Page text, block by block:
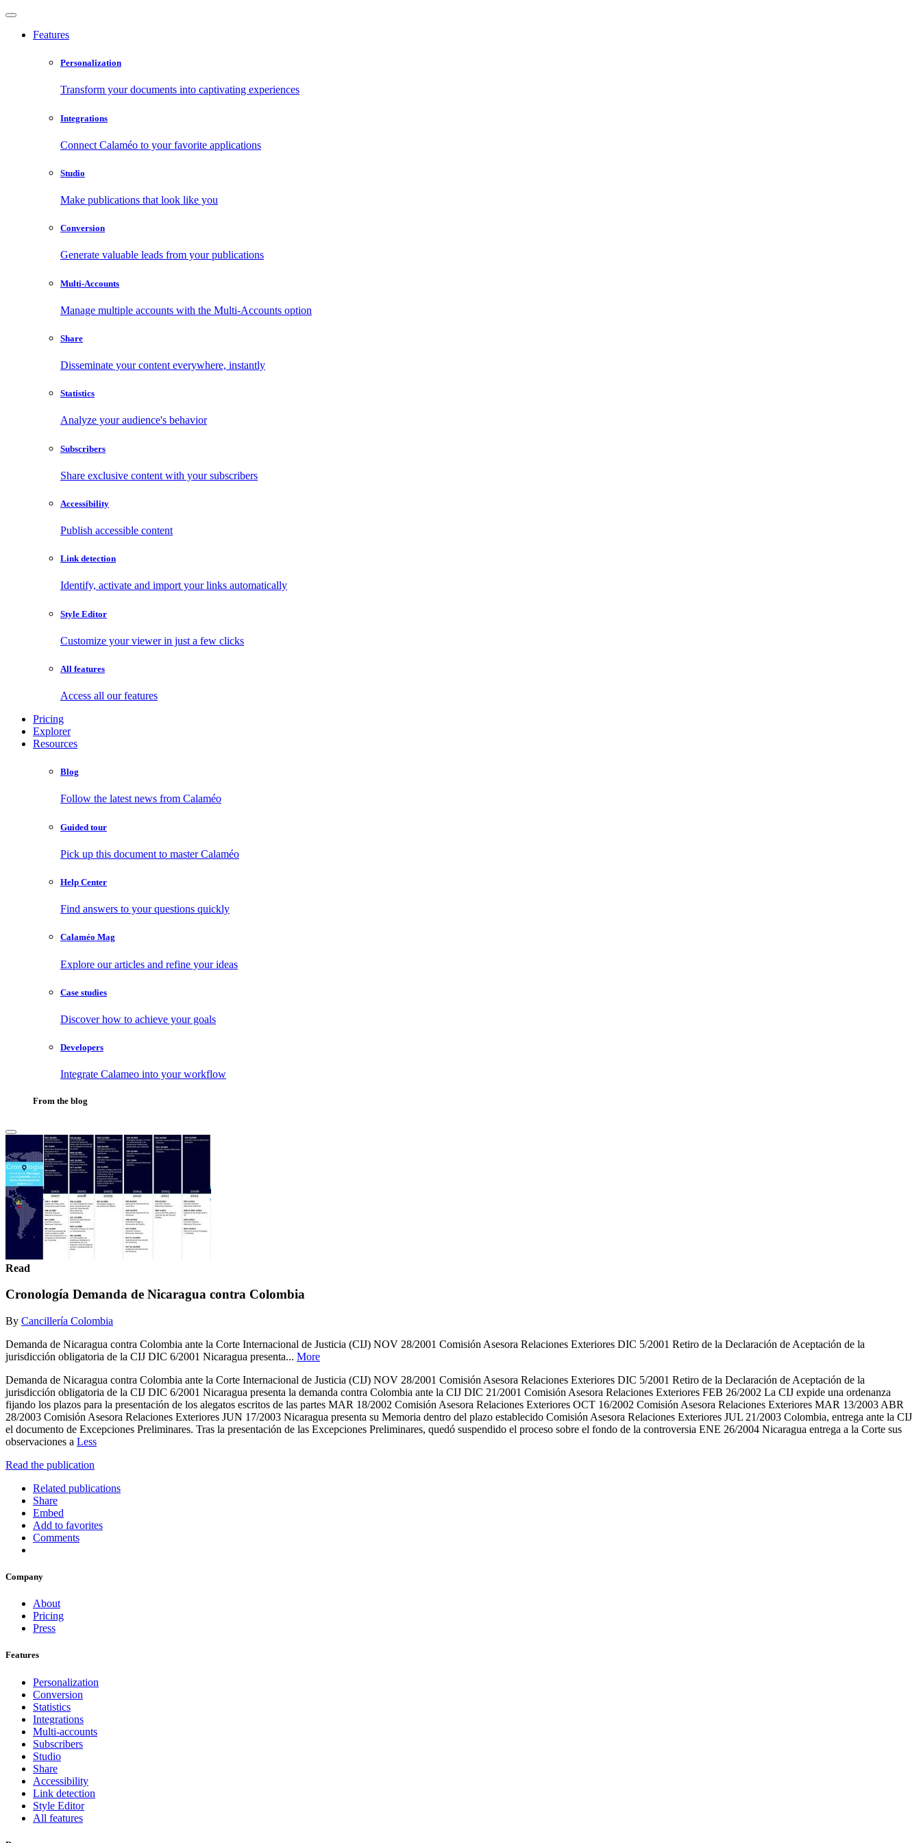
Features
Personalization
Transform your documents into captivating experiences
Integrations
Connect Calaméo to your favorite applications
Studio
Make publications that look like you
Conversion
Generate valuable leads from your publications
Multi-Accounts
Manage multiple accounts with the Multi-Accounts option
Share
Disseminate your content everywhere, instantly
Statistics
Analyze your audience's behavior
Subscribers
Share exclusive content with your subscribers
Accessibility
Publish accessible content
Link detection
Identify, activate and import your links automatically
Style Editor
Customize your viewer in just a few clicks
All features
Access all our features
Pricing
Explorer
Resources
Blog
Follow the latest news from Calaméo
Guided tour
Pick up this document to master Calaméo
Help Center
Find answers to your questions quickly
Calaméo Mag
Explore our articles and refine your ideas
Case studies
Discover how to achieve your goals
Developers
Integrate Calameo into your workflow
From the blog
Read
Cronología Demanda de Nicaragua contra Colombia
By Cancillería Colombia
Demanda de Nicaragua contra Colombia ante la Corte Internacional de Justicia (CIJ) NOV 28/2001 Comisión Asesora Relaciones Exteriores DIC 5/2001 Retiro de la Declaración de Aceptación de la
jurisdicción obligatoria de la CIJ DIC 6/2001 Nicaragua presenta... More
Demanda de Nicaragua contra Colombia ante la Corte Internacional de Justicia (CIJ) NOV 28/2001 Comisión Asesora Relaciones Exteriores DIC 5/2001 Retiro de la Declaración de Aceptación de la
jurisdicción obligatoria de la CIJ DIC 6/2001 Nicaragua presenta la demanda contra Colombia ante la CIJ DIC 21/2001 Comisión Asesora Relaciones Exteriores FEB 26/2002 La CIJ expide una ordenanza
fijando los plazos para la presentación de los alegatos escritos de las partes MAR 18/2002 Comisión Asesora Relaciones Exteriores OCT 16/2002 Comisión Asesora Relaciones Exteriores MAR 13/2003 ABR
28/2003 Comisión Asesora Relaciones Exteriores JUN 17/2003 Nicaragua presenta su Memoria dentro del plazo establecido Comisión Asesora Relaciones Exteriores JUL 21/2003 Colombia, entrega ante la CIJ
el documento de Excepciones Preliminares. Tras la presentación de las Excepciones Preliminares, quedó suspendido el proceso sobre el fondo de la controversia ENE 26/2004 Nicaragua entrega a la Corte sus
observaciones a Less
Read the publication
Related publications
Share
Embed
Add to favorites
Comments
Company
About
Pricing
Press
Features
Personalization
Conversion
Statistics
Integrations
Multi-accounts
Subscribers
Studio
Share
Accessibility
Link detection
Style Editor
All features